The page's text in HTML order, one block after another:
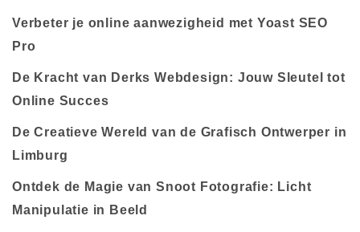
Verbeter je online aanwezigheid met Yoast SEO
Pro
De Kracht van Derks Webdesign: Jouw Sleutel tot
Online Succes
De Creatieve Wereld van de Grafisch Ontwerper in
Limburg
Ontdek de Magie van Snoot Fotografie: Licht
Manipulatie in Beeld